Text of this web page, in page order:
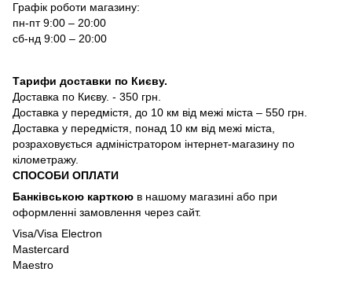
Графік роботи магазину:
пн-пт 9:00 – 20:00
сб-нд 9:00 – 20:00
Тарифи доставки по Києву.
Доставка по Києву. - 350 грн.
Доставка у передмістя, до 10 км від межі міста – 550 грн.
Доставка у передмістя, понад 10 км від межі міста,
розраховується адміністратором інтернет-магазину по
кілометражу.
СПОСОБИ ОПЛАТИ
Банківською карткою в нашому магазині або при
оформленні замовлення через сайт.
Visa/Visa Electron
Mastercard
Maestro